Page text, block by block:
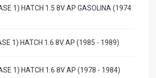
1) HATCH 1.5 8V AP GASOLINA (1974
1) HATCH 1.6 8V AP (1985 - 1989)
1) HATCH 1.6 8V AP (1978 - 1984)